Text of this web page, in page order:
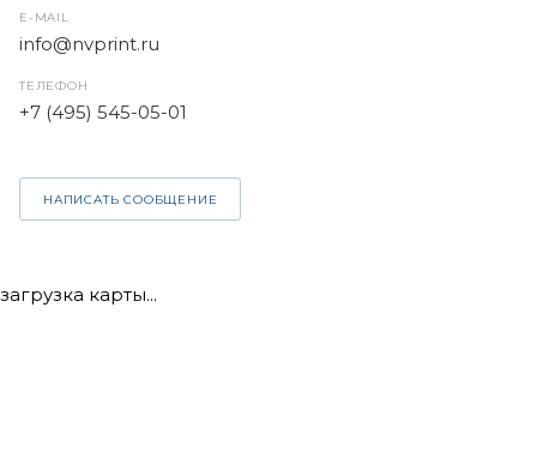
E-MAIL
info@nvprint.ru
ТЕЛЕФОН
+7 (495) 545-05-01
НАПИСАТЬ СООБЩЕНИЕ
загрузка карты...